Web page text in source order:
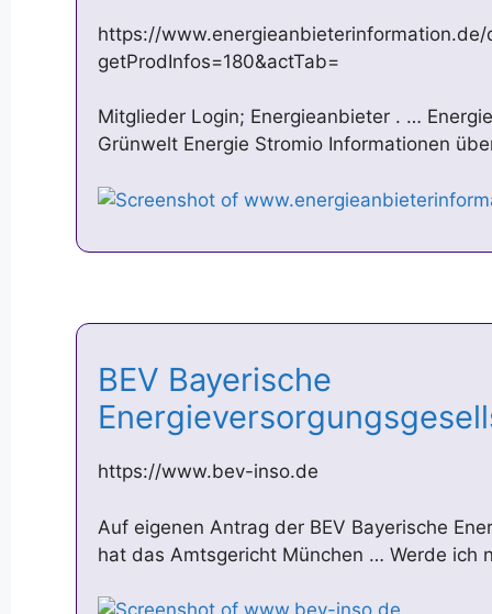
https://
getProdInfos=180&actTab=
Mitglieder Login; Energieanbieter . …
Grünwelt Energie Stromio Informationen
BEV Bayerische
https://www.bev-inso.de
Auf eigenen Antrag der BEV Bayerische
hat das Amtsgericht München … Werde ich